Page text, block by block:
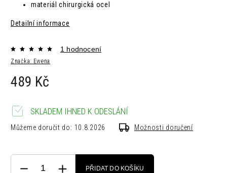
materiál chirurgická ocel
Detailní informace
Značka: Ewena
1 hodnocení
489 Kč
SKLADEM IHNED K ODESLÁNÍ
Můžeme doručit do: 10.8.2026 Možnosti doručení
PŘIDAT DO KOŠÍKU